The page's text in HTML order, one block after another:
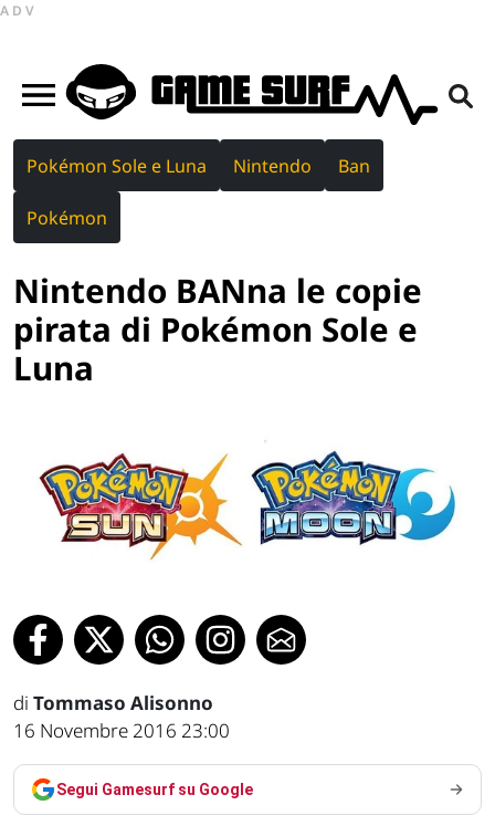
ADV
Pokémon Sole e Luna Nintendo Ban
Pokémon
Nintendo BANna le copie
pirata di Pokémon Sole e
Luna
di Tommaso Alisonno
16 Novembre 2016 23:00
Segui Gamesurf su Google